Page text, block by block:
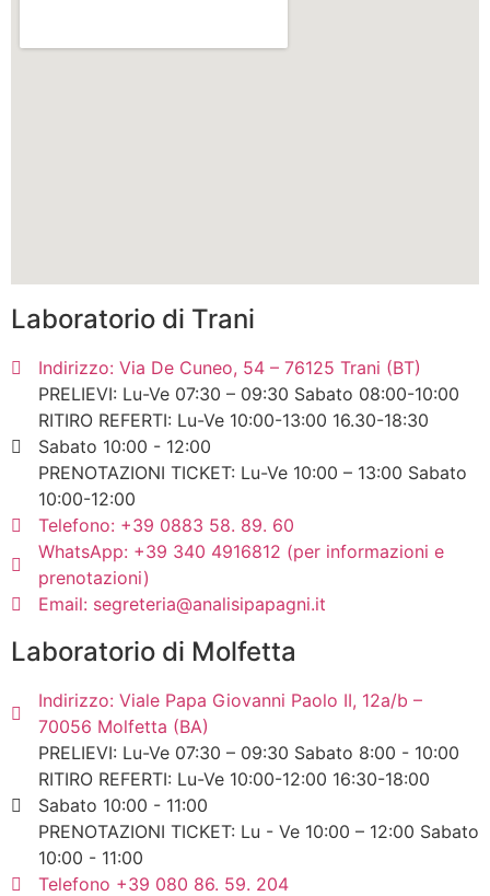
Laboratorio di Trani
Indirizzo: Via De Cuneo, 54 – 76125 Trani (BT)
PRELIEVI: Lu-Ve 07:30 – 09:30 Sabato 08:00-10:00
RITIRO REFERTI: Lu-Ve 10:00-13:00 16.30-18:30
Sabato 10:00 - 12:00
PRENOTAZIONI TICKET: Lu-Ve 10:00 – 13:00 Sabato
10:00-12:00
Telefono: +39 0883 58. 89. 60
WhatsApp: +39 340 4916812 (per informazioni e
prenotazioni)
Email: segreteria@analisipapagni.it
Laboratorio di Molfetta
Indirizzo: Viale Papa Giovanni Paolo II, 12a/b –
70056 Molfetta (BA)
PRELIEVI: Lu-Ve 07:30 – 09:30 Sabato 8:00 - 10:00
RITIRO REFERTI: Lu-Ve 10:00-12:00 16:30-18:00
Sabato 10:00 - 11:00
PRENOTAZIONI TICKET: Lu - Ve 10:00 – 12:00 Sabato
10:00 - 11:00
Telefono +39 080 86. 59. 204